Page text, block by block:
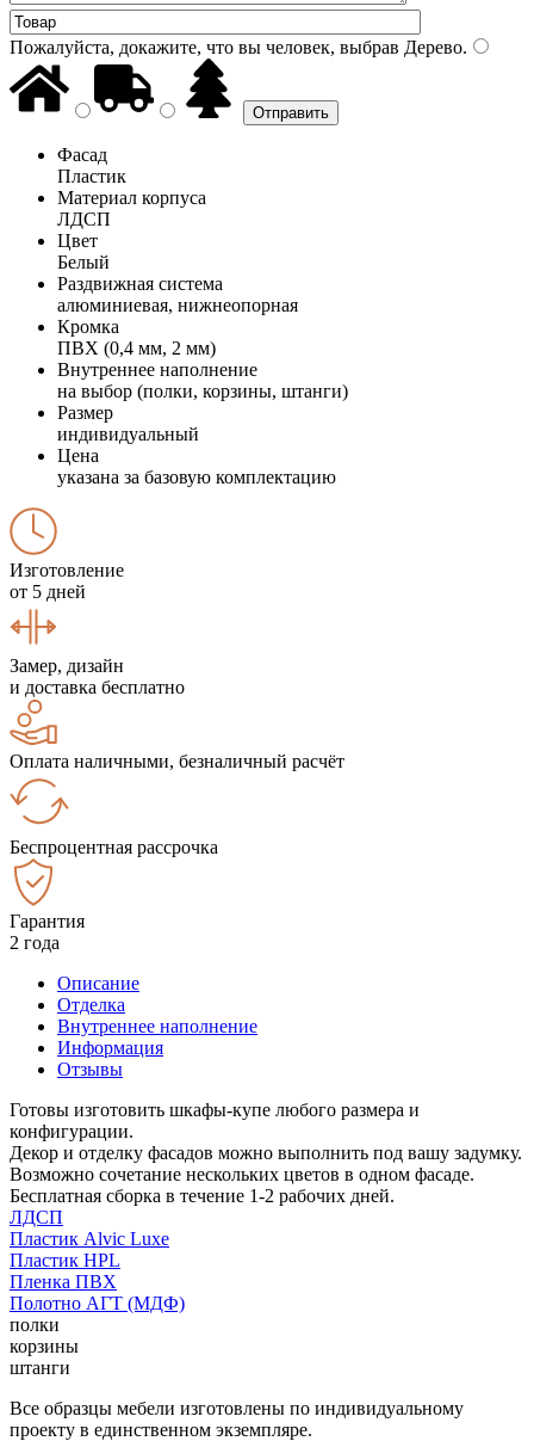
Пожалуйста, докажите, что вы человек, выбрав Дерево.
Фасад
Пластик
Материал корпуса
ЛДСП
Цвет
Белый
Раздвижная система
алюминиевая, нижнеопорная
Кромка
ПВХ (0,4 мм, 2 мм)
Внутреннее наполнение
на выбор (полки, корзины, штанги)
Размер
индивидуальный
Цена
указана за базовую комплектацию
Изготовление
от 5 дней
Замер, дизайн
и доставка бесплатно
Оплата наличными, безналичный расчёт
Беспроцентная рассрочка
Гарантия
2 года
Описание
Отделка
Внутреннее наполнение
Информация
Отзывы
Готовы изготовить шкафы-купе любого размера и
конфигурации.
Декор и отделку фасадов можно выполнить под вашу задумку.
Возможно сочетание нескольких цветов в одном фасаде.
Бесплатная сборка в течение 1-2 рабочих дней.
ЛДСП
Пластик Alvic Luxe
Пластик HPL
Пленка ПВХ
Полотно АГТ (МДФ)
полки
корзины
штанги
Все образцы мебели изготовлены по индивидуальному
проекту в единственном экземпляре.